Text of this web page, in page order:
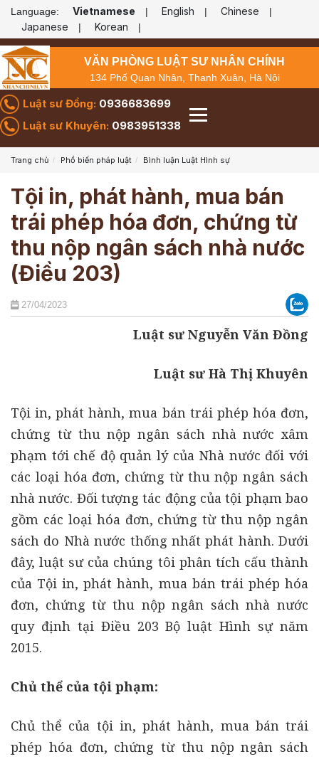
Language: Vietnamese | English | Chinese |
Japanese | Korean |
VĂN PHÒNG LUẬT SƯ NHÂN CHÍNH
134 Phố Quan Nhân, Thanh Xuân, Hà Nội
Luật sư Đồng: 0936683699
Luật sư Khuyên: 0983951338
Trang chủ Phổ biến pháp luật Bình luận Luật Hình sự
Tội in, phát hành, mua bán
trái phép hóa đơn, chứng từ
thu nộp ngân sách nhà nước
(Điều 203)
27/04/2023
Luật sư Nguyễn Văn Đồng
Luật sư Hà Thị Khuyên
Tội in, phát hành, mua bán trái phép hóa đơn,
chứng từ thu nộp ngân sách nhà nước xâm
phạm tới chế độ quản lý của Nhà nước đối với
các loại hóa đơn, chứng từ thu nộp ngân sách
nhà nước. Đối tượng tác động của tội phạm bao
gồm các loại hóa đơn, chứng từ thu nộp ngân
sách do Nhà nước thống nhất phát hành. Dưới
đây, luật sư của chúng tôi phân tích cấu thành
của Tội in, phát hành, mua bán trái phép hóa
đơn, chứng từ thu nộp ngân sách nhà nước
quy định tại Điều 203 Bộ luật Hình sự năm
2015.
Chủ thể của tội phạm:
Chủ thể của tội in, phát hành, mua bán trái
phép hóa đơn, chứng từ thu nộp ngân sách